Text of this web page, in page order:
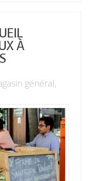
À
général,